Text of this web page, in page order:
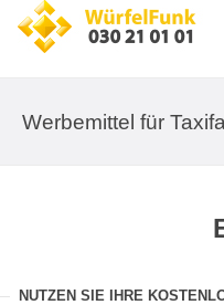
Werbemittel für
NUTZEN SIE IHRE